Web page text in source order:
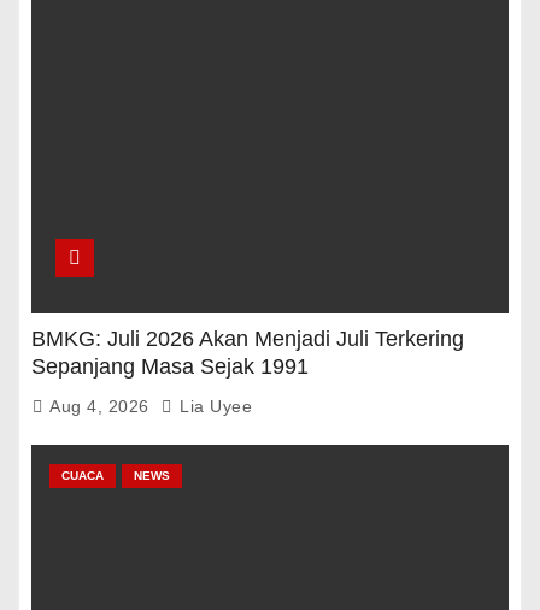
BMKG: Juli 2026 Akan Menjadi Juli Terkering
Sepanjang Masa Sejak 1991
Aug 4, 2026 Lia Uyee
CUACA NEWS